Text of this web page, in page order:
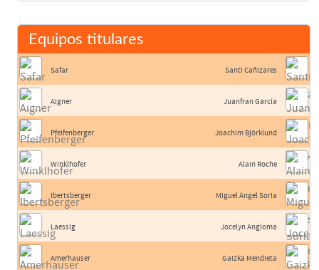
Equipos titulares
Safar
Aigner
Pfeifenberger
Winklhofer
Ibertsberger
Laessig
Amerhauser
Santi Cañizares
Juanfran García
Joachim Björklund
Alain Roche
Miguel Ángel Soria
Jocelyn Angloma
Gaizka Mendieta